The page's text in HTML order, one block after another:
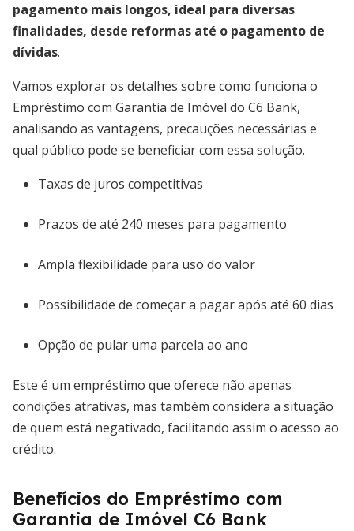
pagamento mais longos, ideal para diversas
finalidades, desde reformas até o pagamento de
dívidas.
Vamos explorar os detalhes sobre como funciona o
Empréstimo com Garantia de Imóvel do C6 Bank,
analisando as vantagens, precauções necessárias e
qual público pode se beneficiar com essa solução.
Taxas de juros competitivas
Prazos de até 240 meses para pagamento
Ampla flexibilidade para uso do valor
Possibilidade de começar a pagar após até 60 dias
Opção de pular uma parcela ao ano
Este é um empréstimo que oferece não apenas
condições atrativas, mas também considera a situação
de quem está negativado, facilitando assim o acesso ao
crédito.
Benefícios do Empréstimo com
Garantia de Imóvel C6 Bank